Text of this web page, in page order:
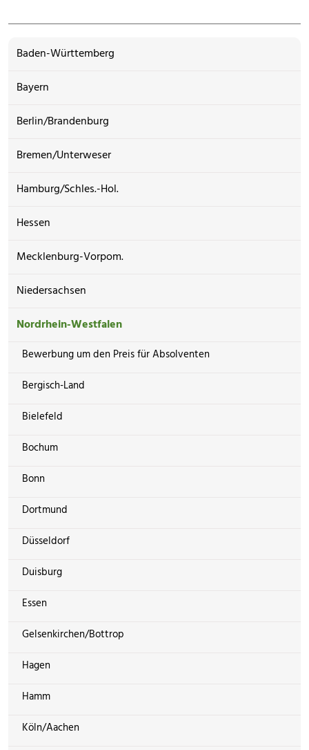
Baden-Württemberg
Bayern
Berlin/Brandenburg
Bremen/Unterweser
Hamburg/Schles.-Hol.
Hessen
Mecklenburg-Vorpom.
Niedersachsen
Nordrhein-Westfalen
Bewerbung um den Preis für Absolventen
Bergisch-Land
Bielefeld
Bochum
Bonn
Dortmund
Düsseldorf
Duisburg
Essen
Gelsenkirchen/Bottrop
Hagen
Hamm
Köln/Aachen